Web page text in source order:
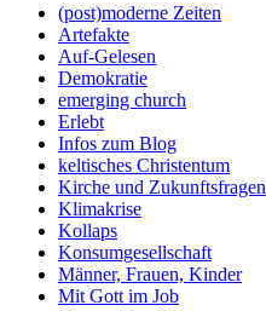
(post)moderne Zeiten
Artefakte
Auf-Gelesen
Demokratie
emerging church
Erlebt
Infos zum Blog
keltisches Christentum
Kirche und Zukunftsfragen
Klimakrise
Kollaps
Konsumgesellschaft
Männer, Frauen, Kinder
Mit Gott im Job